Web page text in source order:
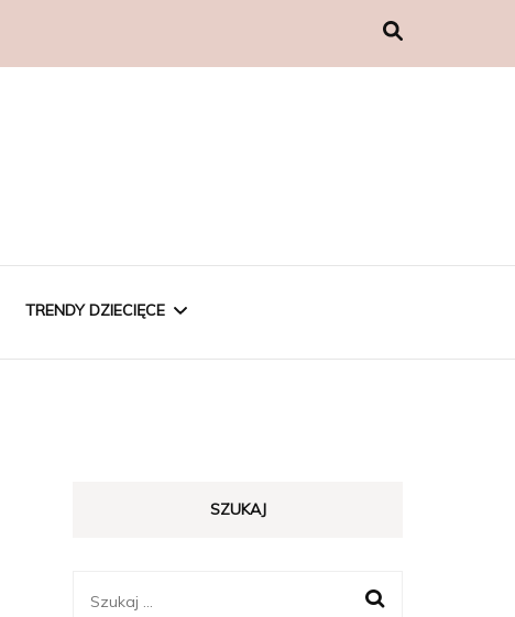
TRENDY DZIECIĘCE
SZUKAJ
Szukaj: